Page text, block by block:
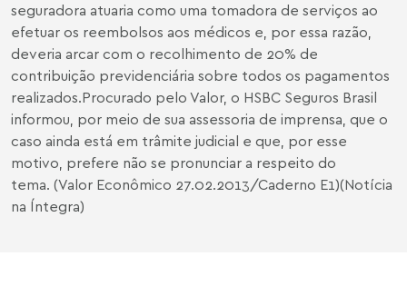
seguradora atuaria como uma tomadora de serviços ao
efetuar os reembolsos aos médicos e, por essa razão,
deveria arcar com o recolhimento de 20% de
contribuição previdenciária sobre todos os pagamentos
realizados.Procurado pelo Valor, o HSBC Seguros Brasil
informou, por meio de sua assessoria de imprensa, que o
caso ainda está em trâmite judicial e que, por esse
motivo, prefere não se pronunciar a respeito do
tema. (Valor Econômico 27.02.2013/Caderno E1)(Notícia
na Íntegra)